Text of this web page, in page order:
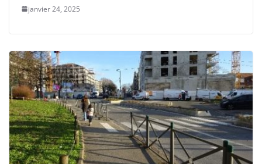
janvier 24, 2025